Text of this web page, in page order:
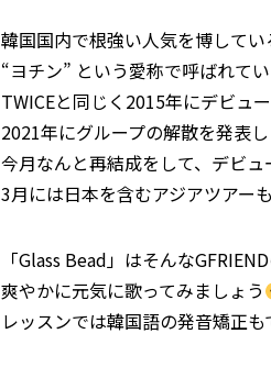
韓国国内で根強い人気を博してい
“ヨチン” という愛称で呼ばれて
TWICEと同じく2015年にデビュー
2021年にグループの解散を発表し
今月なんと再結成をして、デビ
3月には日本を含むアジアツアー
「Glass Bead」はそんな
爽やかに元気に歌ってみましょう
レッスンでは韓国語の発音矯正も